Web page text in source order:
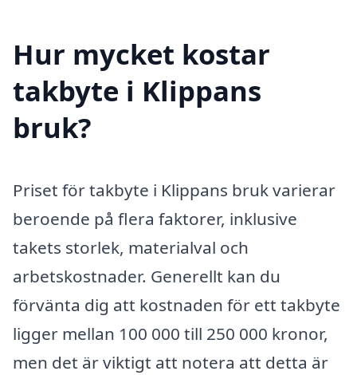
Hur mycket kostar
takbyte i Klippans
bruk?
Priset för takbyte i Klippans bruk varierar
beroende på flera faktorer, inklusive
takets storlek, materialval och
arbetskostnader. Generellt kan du
förvänta dig att kostnaden för ett takbyte
ligger mellan 100 000 till 250 000 kronor,
men det är viktigt att notera att detta är